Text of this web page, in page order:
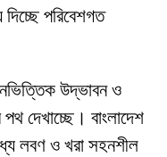
পরিবেশগত
উদ্ভাবন ও
দেখাচ্ছে। বাংলাদেশ
লবণ ও খরা সহনশীল